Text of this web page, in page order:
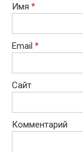
Имя *
Email *
Сайт
Комментарий